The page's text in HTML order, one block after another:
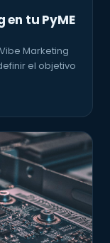
tu PyME
Marketing
el objetivo